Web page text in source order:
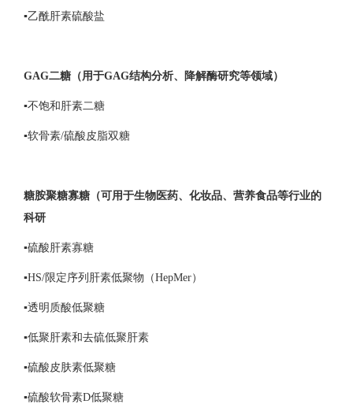
▪乙酰肝素硫酸盐
GAG二糖（用于GAG结构分析、降解酶研究等领域）
▪不饱和肝素二糖
▪软骨素/硫酸皮脂双糖
糖胺聚糖寡糖（可用于生物医药、化妆品、营养食品等行业的
科研
▪硫酸肝素寡糖
▪HS/限定序列肝素低聚物（HepMer）
▪透明质酸低聚糖
▪低聚肝素和去硫低聚肝素
▪硫酸皮肤素低聚糖
▪硫酸软骨素D低聚糖